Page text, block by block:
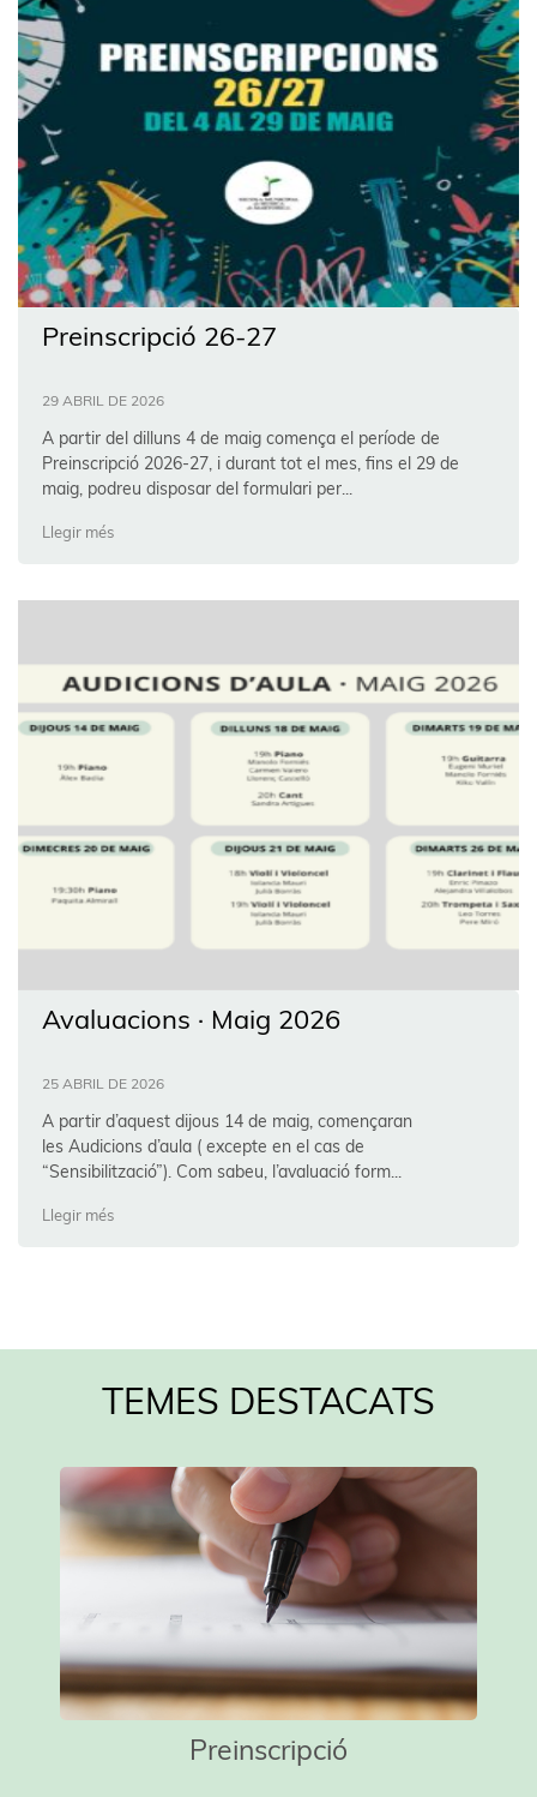
Preinscripció 26-27
29 ABRIL DE 2026
A partir del dilluns 4 de maig comença el període de
Preinscripció 2026-27, i durant tot el mes, fins el 29 de
maig, podreu disposar del formulari per...
Llegir més
Avaluacions · Maig 2026
25 ABRIL DE 2026
A partir d’aquest dijous 14 de maig, començaran
les Audicions d’aula ( excepte en el cas de
“Sensibilització”). Com sabeu, l’avaluació form...
Llegir més
TEMES DESTACATS
Preinscripció